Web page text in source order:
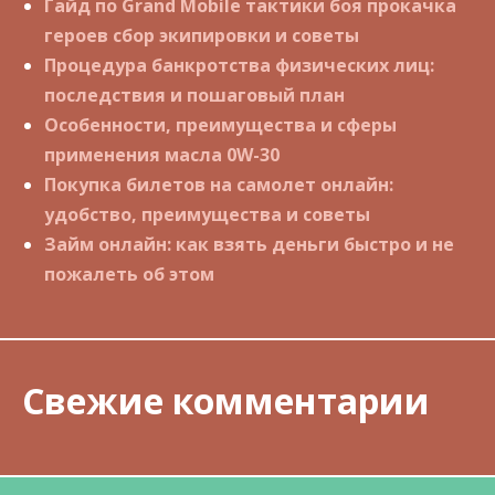
Гайд по Grand Mobile тактики боя прокачка
героев сбор экипировки и советы
Процедура банкротства физических лиц:
последствия и пошаговый план
Особенности, преимущества и сферы
применения масла 0W-30
Покупка билетов на самолет онлайн:
удобство, преимущества и советы
Займ онлайн: как взять деньги быстро и не
пожалеть об этом
Свежие комментарии